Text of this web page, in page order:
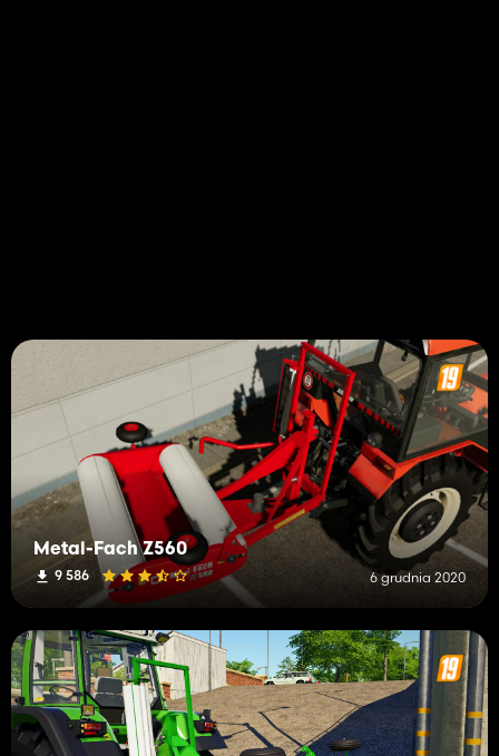
Metal-Fach Z560
9 586 6 grudnia 2020